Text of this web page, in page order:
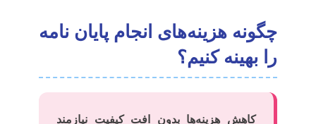
چگونه هزینه‌های انجام پایان نامه
را بهینه کنیم؟
کاهش هزینه‌ها بدون افت کیفیت نیازمند